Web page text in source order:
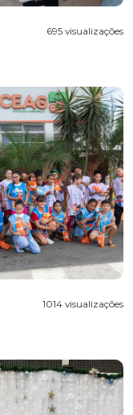
695 visualizações
1014 visualizações